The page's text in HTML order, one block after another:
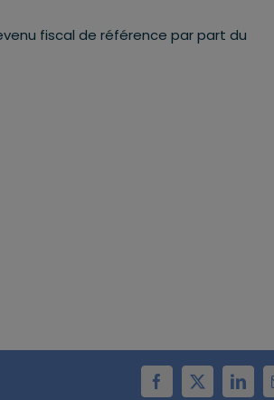
fiscal de référence par part du
Facebook
X